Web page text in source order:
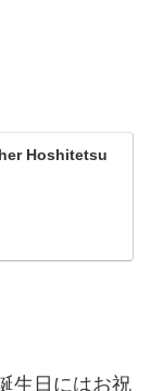
Hoshitetsu
生日にはお祝